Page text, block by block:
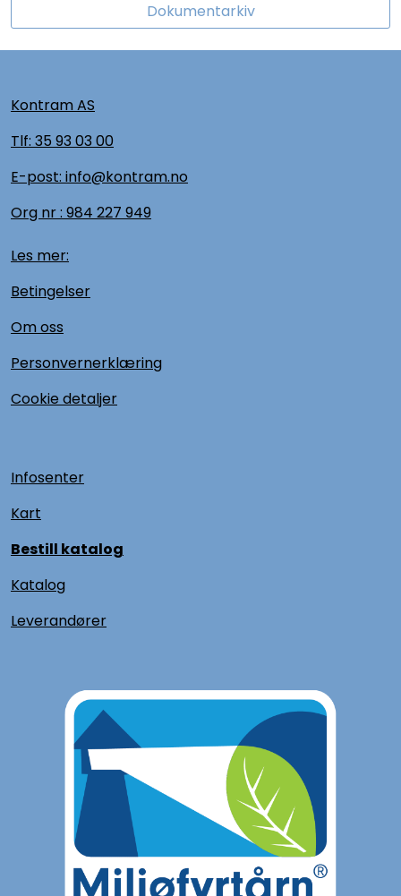
Dokumentarkiv
Kontram AS
Tlf: 35 93 03 00
E-post: info@kontram.no
Org nr : 984 227 949
Les mer:
Betingelser
Om oss
Personvernerklæring
Cookie detaljer
Infosenter
Kart
Bestill katalog
Katalog
Leverandører